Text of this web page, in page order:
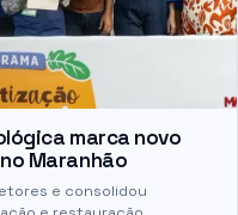
marca novo
Maranhão
e consolidou